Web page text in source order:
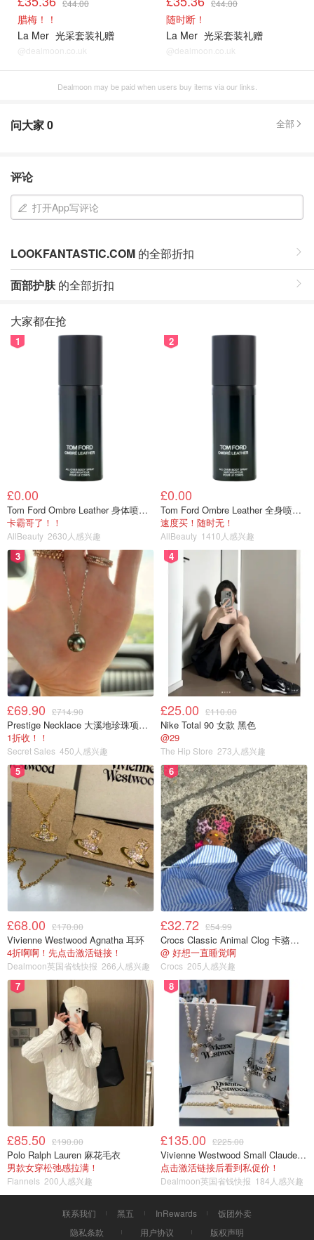
£44.00
腊梅！！
La Mer 光采套装礼赠
@dealmoon.co.uk
£44.00
随时断！
La Mer 光采套装礼赠
@dealmoon.co.uk
Dealmoon may be paid when users buy items via our links.
问大家0 全部
评论
打开App写评论
LOOKFANTASTIC.COM 的全部折扣
面部护肤的全部折扣
大家都在抢
1
£0.00
Tom Ford Ombre Leather 身体喷雾 150ml
卡霸哥了！！
AllBeauty 2630人感兴趣
2
£0.00
Tom Ford Ombre Leather 全身喷雾 150ml
速度买！随时无！
AllBeauty 1410人感兴趣
3
£69.90 £714.90
Prestige Necklace 大溪地珍珠项链 10-11mm
1折收！！
Secret Sales 450人感兴趣
4
£25.00 £110.00
Nike Total 90 女款 黑色
@29
The Hip Store 273人感兴趣
5
£68.00 £170.00
Vivienne Westwood Agnatha 耳环
4折啊啊！先点击激活链接！
Dealmoon英国省钱快报 266人感兴趣
6
£32.72 £54.99
Crocs Classic Animal Clog 卡骆驰动物印花洞洞鞋
@ 好想一直睡觉啊
Crocs 205人感兴趣
7
£85.50 £190.00
Polo Ralph Lauren 麻花毛衣
男款女穿松弛感拉满！
Flannels 200人感兴趣
8
£135.00 £225.00
Vivienne Westwood Small Claude 珍珠项链
点击激活链接后看到私促价！
Dealmoon英国省钱快报 184人感兴趣
联系我们 黑五 InRewards
饭团外卖
隐私条款
用户协议 版权声明